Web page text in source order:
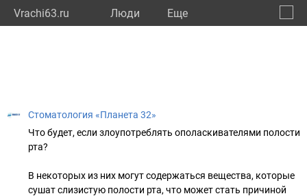
Vrachi63.ru Люди Eще
Стоматология «Планета 32»
Что будет, если злоупотреблять ополаскивателями полости
рта?
В некоторых из них могут содержаться вещества, которые
сушат слизистую полости рта, что может стать причиной